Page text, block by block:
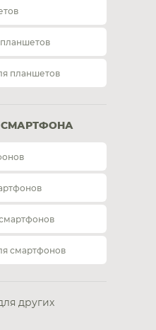
планшетов
СМАРТФОНА
смартфонов
других